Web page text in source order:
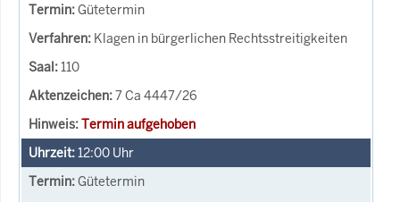
Gütetermin
Klagen in bürgerlichen Rechtsstreitigkeiten
110
7 Ca 4447/26
Termin aufgehoben
12:00 Uhr
Gütetermin